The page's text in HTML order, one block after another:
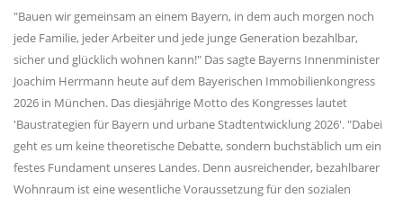
"Bauen wir gemeinsam an einem Bayern, in dem auch morgen noch
jede Familie, jeder Arbeiter und jede junge Generation bezahlbar,
sicher und glücklich wohnen kann!" Das sagte Bayerns Innenminister
Joachim Herrmann heute auf dem Bayerischen Immobilienkongress
2026 in München. Das diesjährige Motto des Kongresses lautet
'Baustrategien für Bayern und urbane Stadtentwicklung 2026'. "Dabei
geht es um keine theoretische Debatte, sondern buchstäblich um ein
festes Fundament unseres Landes. Denn ausreichender, bezahlbarer
Wohnraum ist eine wesentliche Voraussetzung für den sozialen